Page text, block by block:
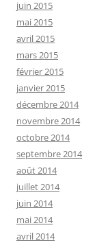
juin 2015
mai 2015
avril 2015
mars 2015
février 2015
janvier 2015
décembre 2014
novembre 2014
octobre 2014
septembre 2014
août 2014
juillet 2014
juin 2014
mai 2014
avril 2014